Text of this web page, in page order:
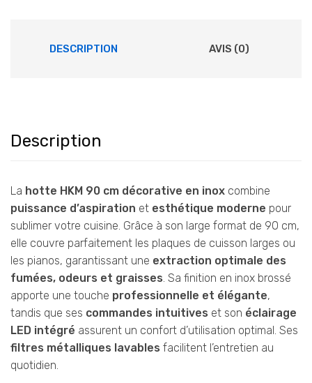
د.م.749,00.
DESCRIPTION AVIS (0)
Description
La hotte HKM 90 cm décorative en inox combine
puissance d’aspiration et esthétique moderne pour
sublimer votre cuisine. Grâce à son large format de 90 cm,
elle couvre parfaitement les plaques de cuisson larges ou
les pianos, garantissant une extraction optimale des
fumées, odeurs et graisses . Sa finition en inox brossé
apporte une touche professionnelle et élégante,
tandis que ses commandes intuitives et son éclairage
LED intégré assurent un confort d’utilisation optimal. Ses
filtres métalliques lavables facilitent l’entretien au
quotidien.